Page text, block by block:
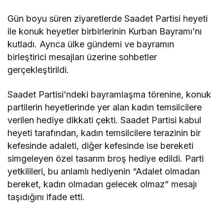
Gün boyu süren ziyaretlerde Saadet Partisi heyeti
ile konuk heyetler birbirlerinin Kurban Bayramı’nı
kutladı. Ayrıca ülke gündemi ve bayramın
birleştirici mesajları üzerine sohbetler
gerçekleştirildi.
Saadet Partisi’ndeki bayramlaşma törenine, konuk
partilerin heyetlerinde yer alan kadın temsilcilere
verilen hediye dikkati çekti. Saadet Partisi kabul
heyeti tarafından, kadın temsilcilere terazinin bir
kefesinde adaleti, diğer kefesinde ise bereketi
simgeleyen özel tasarım broş hediye edildi. Parti
yetkilileri, bu anlamlı hediyenin “Adalet olmadan
bereket, kadın olmadan gelecek olmaz” mesajı
taşıdığını ifade etti.